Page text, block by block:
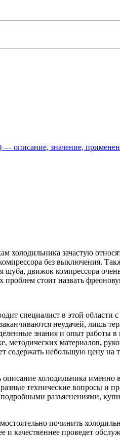
— описание, значение,
холодильника зачастую
без выключения.
движок компрессора
стоит назвать
специалист в этой
неудачей, лишь
знания и опыт работы
методических материалов,
содержать небольшую цену
холодильника
технические вопросы и
разъяснениями,
починить
и качественнее проведет